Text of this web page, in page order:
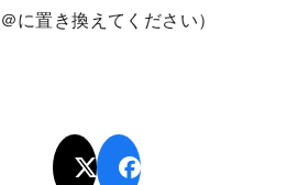
に置き換えてください）